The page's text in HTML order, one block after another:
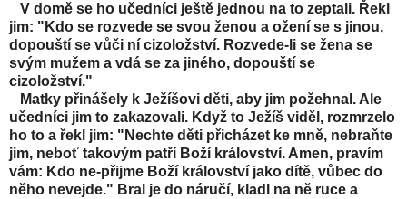
V domě se ho učedníci ještě jednou na to zeptali. Řekl
jim: "Kdo se rozvede se svou ženou a ožení se s jinou,
dopouští se vůči ní cizoložství. Rozvede-li se žena se
svým mužem a vdá se za jiného, dopouští se
cizoložství."
Matky přinášely k Ježíšovi děti, aby jim požehnal. Ale
učedníci jim to zakazovali. Když to Ježíš viděl, rozmrzelo
ho to a řekl jim: "Nechte děti přicházet ke mně, nebraňte
jim, neboť takovým patří Boží království. Amen, pravím
vám: Kdo ne-přijme Boží království jako dítě, vůbec do
něho nevejde." Bral je do náručí, kladl na ně ruce a